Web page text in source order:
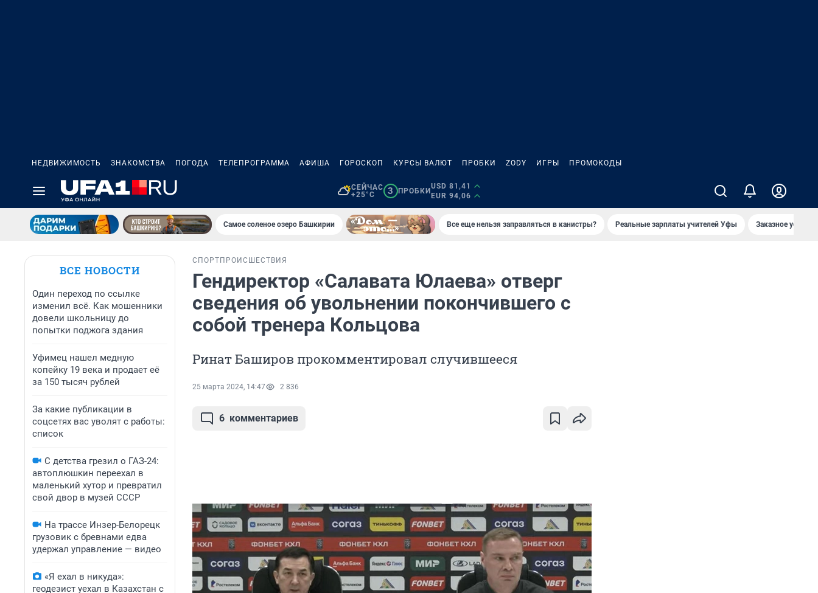
НЕДВИЖИМОСТЬ ЗНАКОМСТВА ПОГОДА ТЕЛЕПРОГРАММА АФИША ГОРОСКОП КУРСЫ ВАЛЮТ ПРОБКИ ZODY ИГРЫ ПРОМОКОДЫ
СЕЙЧАС
+25°C
3 ПРОБКИ
USD 81,41
EUR 94,06
Самое соленое озеро Башкирии Все еще нельзя заправляться в канистры? Реальные зарплаты учителей Уфы Заказное
ВСЕ НОВОСТИ
Один переход по ссылке
изменил всё. Как мошенники
довели школьницу до
попытки поджога здания
Уфимец нашел медную
копейку 19 века и продает её
за 150 тысяч рублей
За какие публикации в
соцсетях вас уволят с работы:
список
С детства грезил о ГАЗ-24:
автоплюшкин переехал в
маленький хутор и превратил
свой двор в музей СССР
На трассе Инзер-Белорецк
грузовик с бревнами едва
удержал управление — видео
«Я ехал в никуда»:
геодезист уехал в Казахстан с
СПОРТ ПРОИСШЕСТВИЯ
Гендиректор «Салавата Юлаева» отверг
сведения об увольнении покончившего с
собой тренера Кольцова
Ринат Баширов прокомментировал случившееся
25 марта 2024, 14:47 2 836
6 комментариев